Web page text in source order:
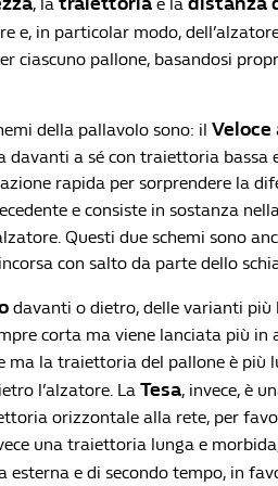
e, in particolar modo,
ciascuno pallone, basandosi
della pallavolo sono: il
davanti a sé con traiettoria bassa
rapida per sorprendere la
e consiste in sostanza
Questi due schemi sono
con salto da parte dello
davanti o dietro, delle varianti più
corta ma viene lanciata più in
ma la traiettoria del pallone è più
l’alzatore. La Tesa, invece, è
orizzontale alla rete, per
una traiettoria lunga e
esterna e di secondo tempo, in